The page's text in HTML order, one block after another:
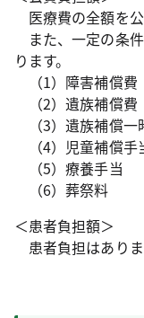
医療費の全額を公
また、一定の条
ります。
（1）障害補償費
（2）遺族補償費
（3）遺族補償一
（4）児童補償手
（5）療養手当
（6）葬祭料
＜患者負担額＞
患者負担はありま